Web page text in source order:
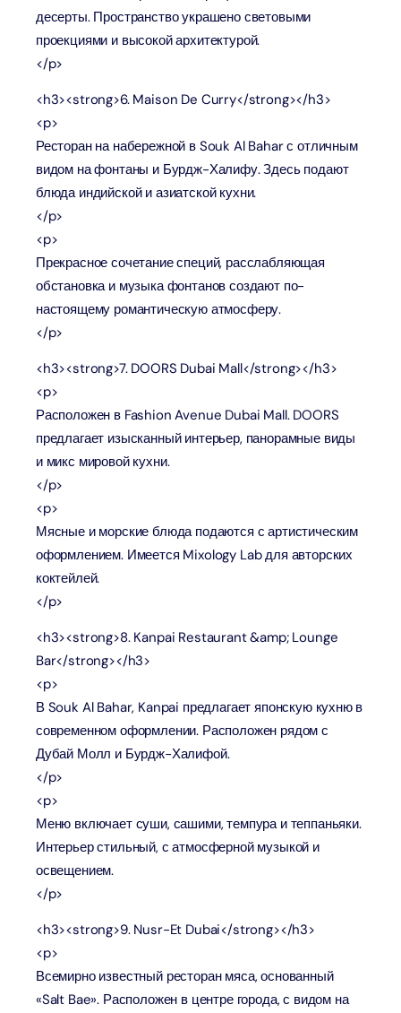
десерты. Пространство украшено световыми
проекциями и высокой архитектурой.
</p>
<h3><strong>6. Maison De Curry</strong></h3>
<p>
Ресторан на набережной в Souk Al Bahar с отличным
видом на фонтаны и Бурдж-Халифу. Здесь подают
блюда индийской и азиатской кухни.
</p>
<p>
Прекрасное сочетание специй, расслабляющая
обстановка и музыка фонтанов создают по-
настоящему романтическую атмосферу.
</p>
<h3><strong>7. DOORS Dubai Mall</strong></h3>
<p>
Расположен в Fashion Avenue Dubai Mall. DOORS
предлагает изысканный интерьер, панорамные виды
и микс мировой кухни.
</p>
<p>
Мясные и морские блюда подаются с артистическим
оформлением. Имеется Mixology Lab для авторских
коктейлей.
</p>
<h3><strong>8. Kanpai Restaurant &amp; Lounge
Bar</strong></h3>
<p>
В Souk Al Bahar, Kanpai предлагает японскую кухню в
современном оформлении. Расположен рядом с
Дубай Молл и Бурдж-Халифой.
</p>
<p>
Меню включает суши, сашими, темпура и теппаньяки.
Интерьер стильный, с атмосферной музыкой и
освещением.
</p>
<h3><strong>9. Nusr-Et Dubai</strong></h3>
<p>
Всемирно известный ресторан мяса, основанный
«Salt Bae». Расположен в центре города, с видом на